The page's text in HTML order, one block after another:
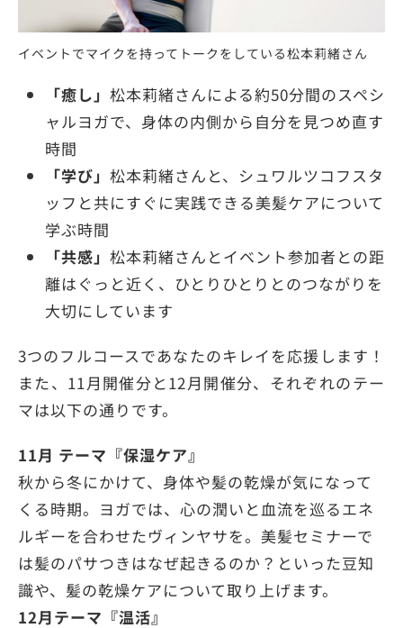
イベントでマイクを持ってトークをしている松本莉緒さん
「癒し」 松本莉緒さんによる約50分間のスペシ
ャルヨガで、身体の内側から自分を見つめ直す
時間
「学び」 松本莉緒さんと、シュワルツコフスタ
ッフと共にすぐに実践できる美髪ケアについて
学ぶ時間
「共感」 松本莉緒さんとイベント参加者との距
離はぐっと近く、ひとりひとりとのつながりを
大切にしています
3つのフルコースであなたのキレイを応援します！
また、11月開催分と12月開催分、それぞれのテー
マは以下の通りです。
11月 テーマ『保湿ケア』
秋から冬にかけて、身体や髪の乾燥が気になって
くる時期。ヨガでは、心の潤いと血流を巡るエネ
ルギーを合わせたヴィンヤサを。美髪セミナーで
は髪のパサつきはなぜ起きるのか？といった豆知
識や、髪の乾燥ケアについて取り上げます。
12月テーマ『温活』